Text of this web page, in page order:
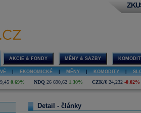
AKCIE & FONDY MĚNY & SAZBY
EKONOMICKÉ MĚNY KOMODITY
0,69% NDQ 26 690,62 1,30% CZK/€ 24,232 -0,02%
Detail - články